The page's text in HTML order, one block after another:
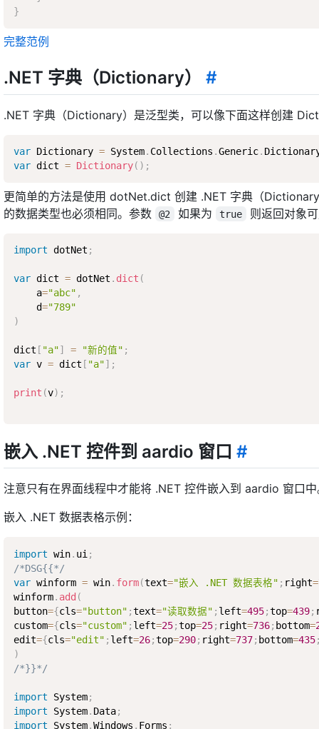
}
完整范例
.NET 字典（Dictionary） #
.NET 字典（Dictionary）是泛型类，可以像下面这样创建
var Dictionary = System. Collections .Generic.
var dict = Dictionary( ) ;
更简单的方法是使用 dotNet.dict 创建 .NET 字典（
的数据类型也必须相同。参数
@2 如果为 true 则返回对象
import dotNet ;
var dict = dotNet . dict (
    a
="abc" ,
    d
="789"
)
dict [ "a"] = "新的值" ;
var v = dict [ "a"] ;
print (v) ;
嵌入 .NET 控件到 aardio 窗口 #
注意只有在界面线程中才能将 .NET 控件嵌入到 aardio 窗口
嵌入 .NET 数据表格示例：
import win. ui ;
/*DSG{{*/
var winform = win. form(text="嵌入 .NET 数据表格" ; right=
winform. add (
button={cls="button" ;text="读取数据" ; left=495;top=439;
custom={cls="custom" ; left=25;top=25; right=736; bottom=
edit={cls="edit" ; left=26;top=290; right=737; bottom=435
)
/*}}*/
import System;
import System. Data;
import System.Windows . Forms ;